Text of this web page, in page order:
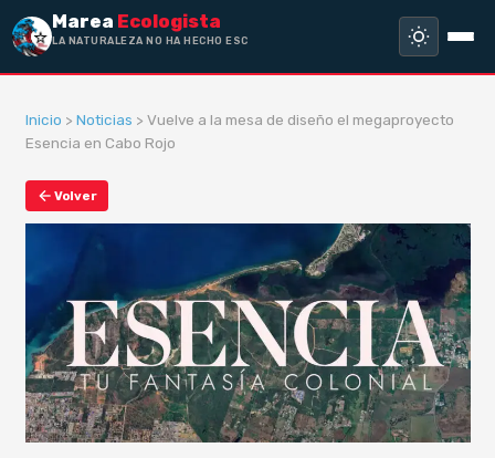
Marea Ecologista
LA NATURALEZA NO HA HECHO ESCLAVO
Inicio > Noticias > Vuelve a la mesa de diseño el megaproyecto
Esencia en Cabo Rojo
Volver